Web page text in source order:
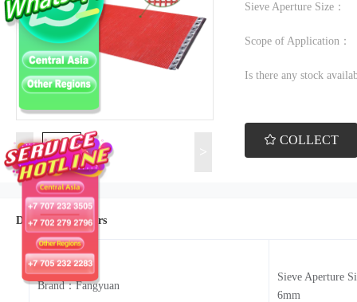
<
Sieve Aperture Size：
Scope of Application：
Is there any stock
COLLECT
Details Parameters
Brand：Fangyuan
Sieve Aperture
6mm